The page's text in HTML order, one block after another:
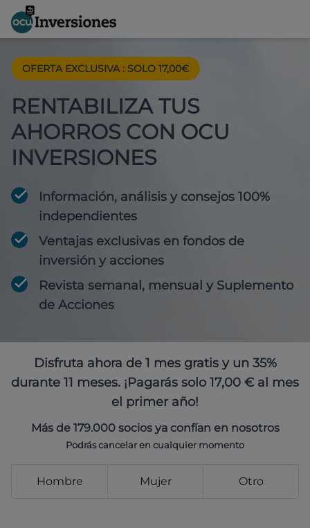
OFERTA EXCLUSIVA : SOLO 17,00€
RENTABILIZA TUS
AHORROS CON OCU
INVERSIONES
Información, análisis y consejos 100%
independientes
Ventajas exclusivas en fondos de
inversión y acciones
Revista semanal, mensual y Suplemento
de Acciones
Disfruta ahora de 1 mes gratis y un 35%
durante 11 meses. ¡Pagarás solo 17,00 € al mes
el primer año!
Más de 179.000 socios ya confían en nosotros
Podrás cancelar en cualquier momento
Hombre Mujer Otro